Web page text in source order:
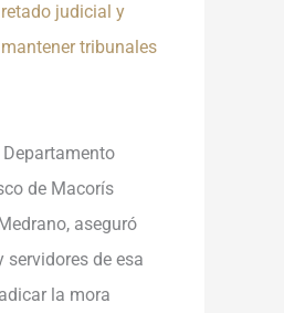
retado judicial y
mantener tribunales
de Macorís
aseguró
servidores de esa
la mora